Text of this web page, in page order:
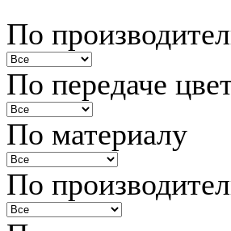
По
По передаче
По материалу
По